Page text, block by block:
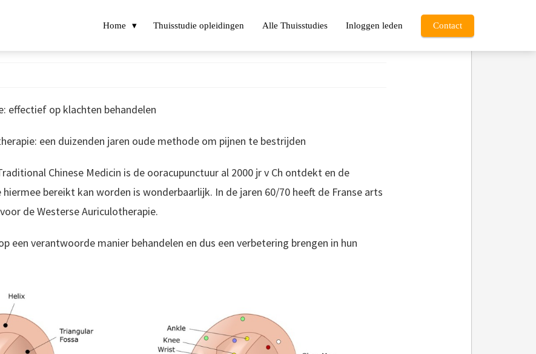
Home Thuisstudie opleidingen Alle Thuisstudies Inloggen leden Contact
effectief op klachten behandelen
een duizenden jaren oude methode om pijnen te bestrijden
Chinese Medicin is de ooracupunctuur al 2000 jr v Ch ontdekt en de
bereikt kan worden is wonderbaarlijk. In de jaren 60/70 heeft de Franse arts
de Westerse Auriculotherapie.
een verantwoorde manier behandelen en dus een verbetering brengen in hun